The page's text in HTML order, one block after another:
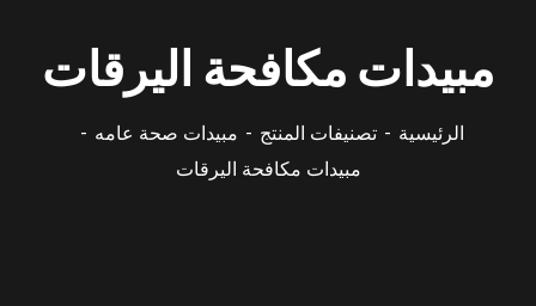
مبيدات مكافحة اليرقات
الرئيسية تصنيفات المنتج
مبيدات صحة عامه
مبيدات مكافحة اليرقات